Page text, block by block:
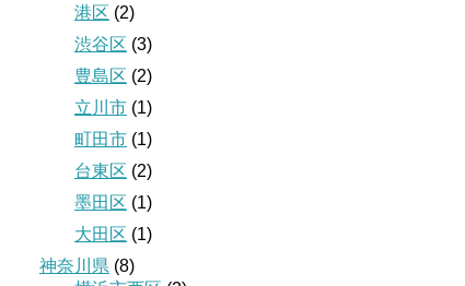
港区 (2)
渋谷区 (3)
豊島区 (2)
立川市 (1)
町田市 (1)
台東区 (2)
墨田区 (1)
大田区 (1)
神奈川県 (8)